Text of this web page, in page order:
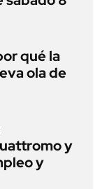
qué la
ola de
y
y